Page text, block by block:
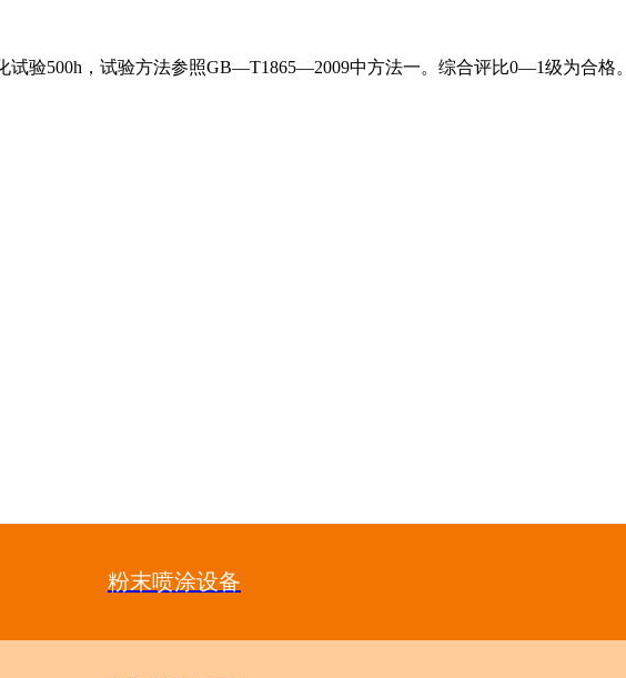
验500h，试验方法参照GB—T1865—2009中方法一。综合评比0—1级为合格。
粉末喷涂设备